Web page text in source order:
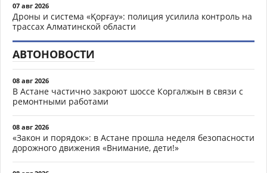
07 авг 2026
Дроны и система «Қорғау»: полиция усилила контроль на
трассах Алматинской области
АВТОНОВОСТИ
08 авг 2026
В Астане частично закроют шоссе Коргалжын в связи с
ремонтными работами
08 авг 2026
«Закон и порядок»: в Астане прошла неделя безопасности
дорожного движения «Внимание, дети!»